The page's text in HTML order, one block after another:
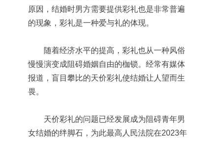
原因，结婚时男方需要提供彩礼也是非常普遍
的现象，彩礼是一种爱与礼的体现。
随着经济水平的提高，彩礼也从一种风俗
慢慢演变成阻碍婚姻自由的枷锁。经常有媒体
报道，盲目攀比的天价彩礼使结婚让人望而生
畏。
天价彩礼的问题已经发展成为阻碍青年男
女结婚的绊脚石，为此最高人民法院在2023年